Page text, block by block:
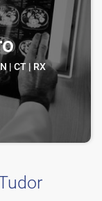
| CT | RX